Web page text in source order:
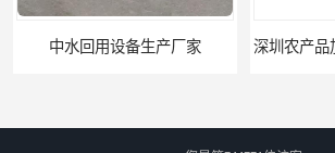
中水回用设备生产厂家